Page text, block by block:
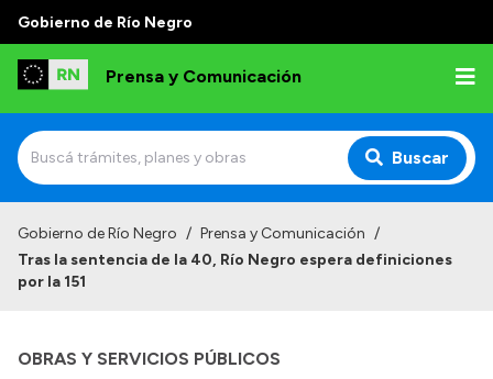
Gobierno de Río Negro
Prensa y Comunicación
Buscar
Institucional
Referentes de prensa
Gobierno de Río Negro / Prensa y Comunicación /
Tras la sentencia de la 40, Río Negro espera definiciones
por la 151
OBRAS Y SERVICIOS PÚBLICOS